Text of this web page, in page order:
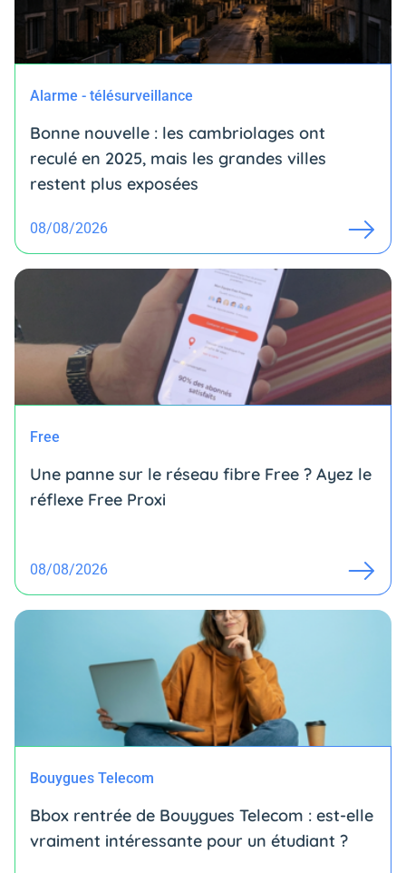
Alarme - télésurveillance
Bonne nouvelle : les cambriolages ont
reculé en 2025, mais les grandes villes
restent plus exposées
08/08/2026
Free
Une panne sur le réseau fibre Free ? Ayez le
réflexe Free Proxi
08/08/2026
Bouygues Telecom
Bbox rentrée de Bouygues Telecom : est-elle
vraiment intéressante pour un étudiant ?